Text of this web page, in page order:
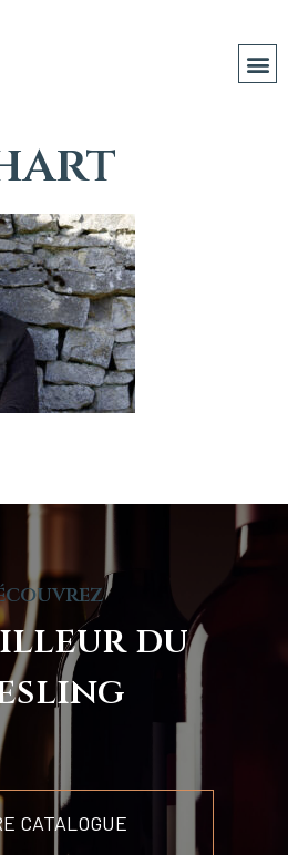
du
CATALOGUE